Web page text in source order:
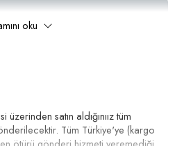
Güncelle
oku
satın aldığınıız tüm
Tüm Türkiye'ye (kargo